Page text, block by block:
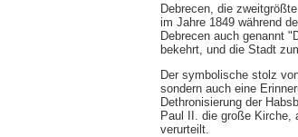
Debrecen, die
im Jahre 1849 während
Debrecen auch genannt
bekehrt, und die Stadt
Der symbolische stolz
sondern auch eine
Dethronisierung der
Paul II. die große Kirche,
verurteilt.